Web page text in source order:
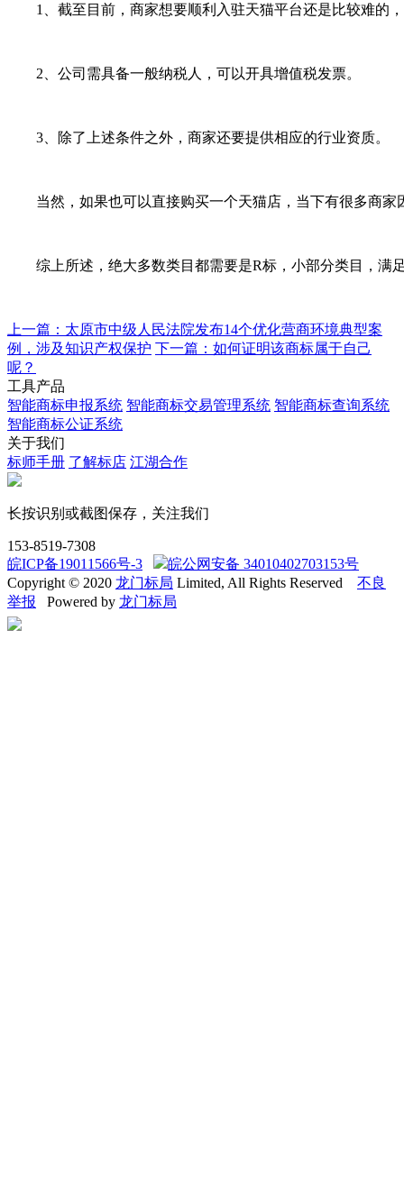
1、截至目前，商家想要顺利入驻天猫平台还是比较难的
2、公司需具备一般纳税人，可以开具增值税发票。
3、除了上述条件之外，商家还要提供相应的行业资质。
当然，如果也可以直接购买一个天猫店，当下有很多商家
综上所述，绝大多数类目都需要是R标，小部分类目，满足
上一篇：太原市中级人民法院发布14个优化营商环境典型案
例，涉及知识产权保护 下一篇：如何证明该商标属于自己
呢？
工具产品
智能商标申报系统 智能商标交易管理系统 智能商标查询系统
智能商标公证系统
关于我们
标师手册 了解标店 江湖合作
长按识别或截图保存，关注我们
153-8519-7308
皖ICP备19011566号-3
皖公网安备 34010402703153号
Copyright © 2020 龙门标局 Limited, All Rights Reserved 不良
举报 Powered by 龙门标局